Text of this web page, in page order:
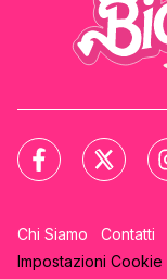
Chi Siamo Contatti
Impostazioni Cookie